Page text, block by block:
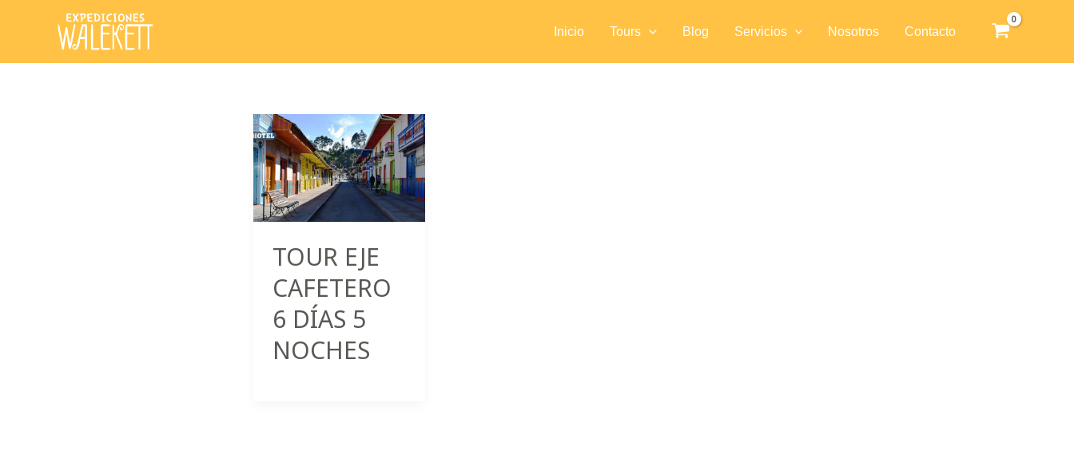
Inicio Tours Blog Servicios Nosotros Contacto
TOUR EJE
CAFETERO
6 DÍAS 5
NOCHES